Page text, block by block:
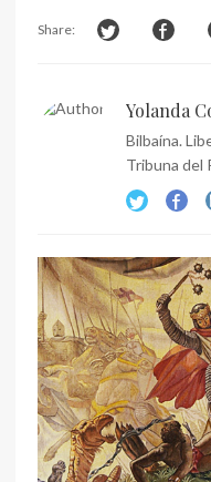
Share:
Yolanda
Bilbaína.
Tribuna del